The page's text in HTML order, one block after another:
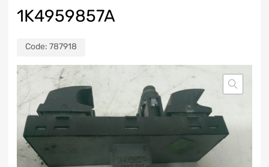
1K4959857A
Code: 787918